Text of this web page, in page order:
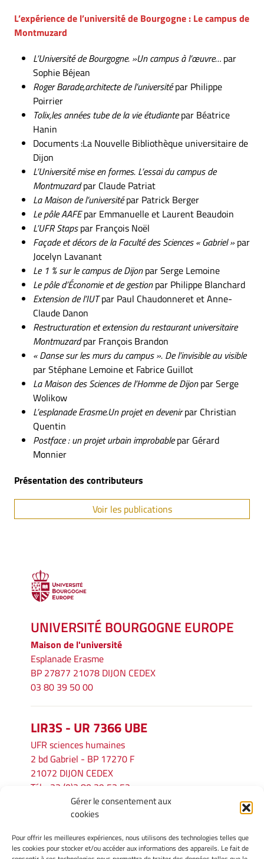
Gérer le consentement aux
cookies
Pour offrir les meilleures expériences, nous utilisons des technologies telles que
les cookies pour stocker et/ou accéder aux informations des appareils. Le fait de
L’expérience de l’université de Bourgogne : Le campus de
Montmuzard
L’Université de Bourgogne. »Un campus à l’œuvre… par
Sophie Béjean
Roger Barade,architecte de l’universitépar Philippe
Poirrier
Tolix,lesannées tube de la vie étudiantepar Béatrice
Hanin
Documents :La Nouvelle Bibliothèque universitaire de
Dijon
L’Université mise en formes. L’essai du campus de
Montmuzardpar Claude Patriat
La Maison de l’universitépar Patrick Berger
Le pôle AAFEpar Emmanuelle et Laurent Beaudoin
L’UFR Stapspar François Noël
Façade et décors de la Faculté des Sciences « Gabriel » par
Jocelyn Lavanant
Le 1 % sur le campus de Dijonpar Serge Lemoine
Le pôle d’Économie et de gestionpar Philippe Blanchard
Extension de l’IUTpar Paul Chaudonneret et Anne-
Claude Danon
Restructuration et extension du restaurant universitaire
Montmuzardpar François Brandon
« Danse sur les murs du campus ». De l’invisible au visible
par Stéphane Lemoine et Fabrice Guillot
La Maison des Sciences de l’Homme de Dijonpar Serge
Wolikow
L’esplanade Erasme.Un projet en devenirpar Christian
Quentin
Postface : un projet urbain improbablepar Gérard
Monnier
Présentation des contributeurs
Voir les publications
UNIVERSITÉ BOURGOGNE EUROPE
Maison de l'université
Esplanade Erasme
BP 27877 21078 DIJON CEDEX
03 80 39 50 00
LIR3S - UR 7366 UBE
UFR sciences humaines
2 bd Gabriel - BP 17270 F
21072 DIJON CEDEX
Tél. : 33 (0)3 80 39 53 52
lir3s@u-bourgogne.fr
INFORMATIONS LÉGALES